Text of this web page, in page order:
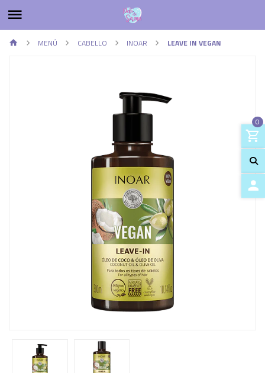
0
MENÚ CABELLO INOAR LEAVE IN VEGAN
Next